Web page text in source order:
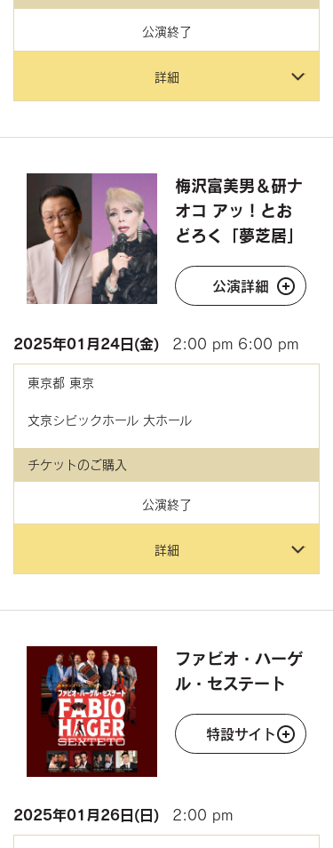
公演終了
詳細
梅沢富美男＆研ナ
オコ アッ！とお
どろく「夢芝居」
公演詳細
2025年01月24日(金) 2:00 pm 6:00 pm
東京都 東京
文京シビックホール 大ホール
チケットのご購入
公演終了
詳細
ファビオ・ハーゲ
ル・セステート
特設サイト
2025年01月26日(日) 2:00 pm